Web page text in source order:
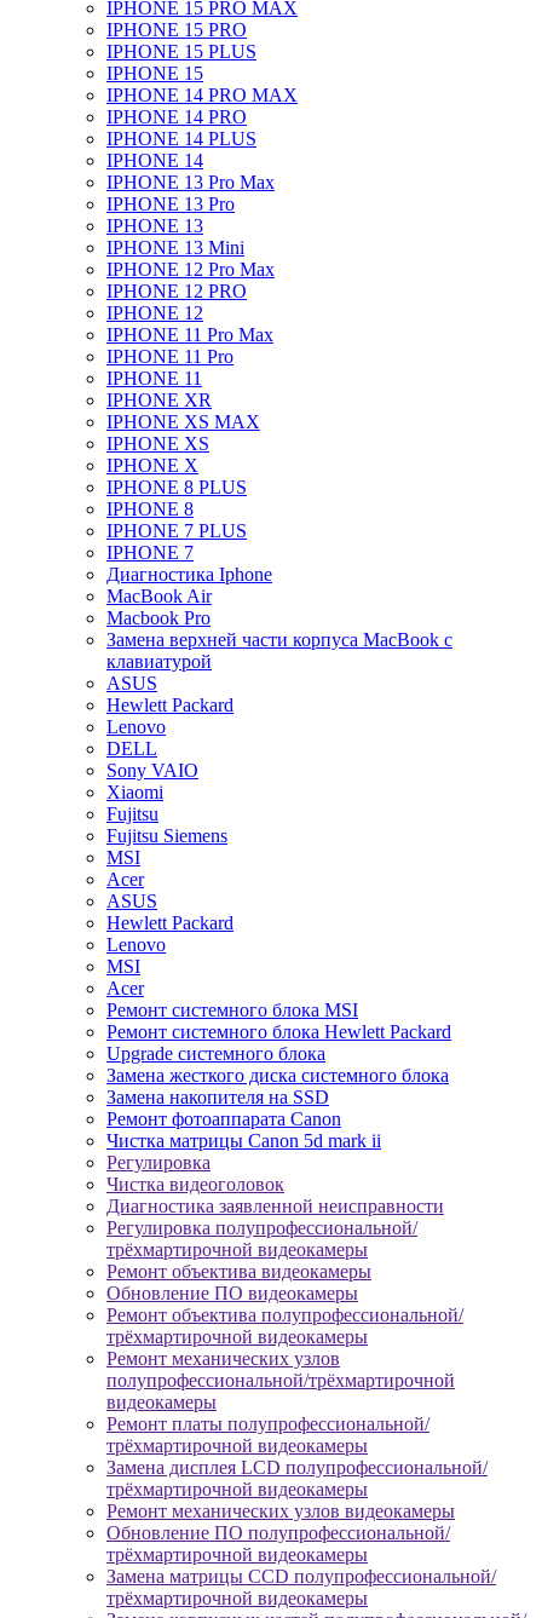
IPHONE 15 PRO MAX
IPHONE 15 PRO
IPHONE 15 PLUS
IPHONE 15
IPHONE 14 PRO MAX
IPHONE 14 PRO
IPHONE 14 PLUS
IPHONE 14
IPHONE 13 Pro Max
IPHONE 13 Pro
IPHONE 13
IPHONE 13 Mini
IPHONE 12 Pro Max
IPHONE 12 PRO
IPHONE 12
IPHONE 11 Pro Max
IPHONE 11 Pro
IPHONE 11
IPHONE XR
IPHONE XS MAX
IPHONE XS
IPHONE X
IPHONE 8 PLUS
IPHONE 8
IPHONE 7 PLUS
IPHONE 7
Диагностика Iphone
MacBook Air
Macbook Pro
Замена верхней части корпуса MacBook с
клавиатурой
ASUS
Hewlett Packard
Lenovo
DELL
Sony VAIO
Xiaomi
Fujitsu
Fujitsu Siemens
MSI
Acer
ASUS
Hewlett Packard
Lenovo
MSI
Acer
Ремонт системного блока MSI
Ремонт системного блока Hewlett Packard
Upgrade системного блока
Замена жесткого диска системного блока
Замена накопителя на SSD
Ремонт фотоаппарата Canon
Чистка матрицы Canon 5d mark ii
Регулировка
Чистка видеоголовок
Диагностика заявленной неисправности
Регулировка полупрофессиональной/
трёхмартирочной видеокамеры
Ремонт объектива видеокамеры
Обновление ПО видеокамеры
Ремонт объектива полупрофессиональной/
трёхмартирочной видеокамеры
Ремонт механических узлов
полупрофессиональной/трёхмартирочной
видеокамеры
Ремонт платы полупрофессиональной/
трёхмартирочной видеокамеры
Замена дисплея LCD полупрофессиональной/
трёхмартирочной видеокамеры
Ремонт механических узлов видеокамеры
Обновление ПО полупрофессиональной/
трёхмартирочной видеокамеры
Замена матрицы CCD полупрофессиональной/
трёхмартирочной видеокамеры